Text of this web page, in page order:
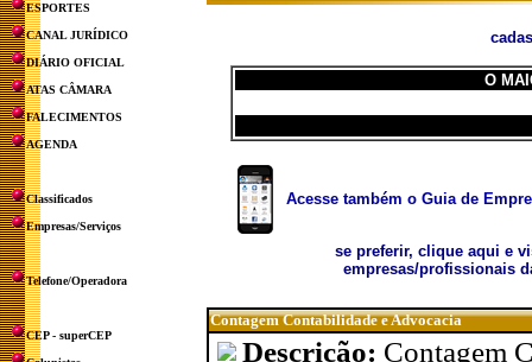
ESPORTES
CANAL JURÍDICO
DIÁRIO OFICIAL
ATAS CÂMARA
FALECIMENTOS
AGENDA
Classificados
Empresas/Serviços
Telefone/Operadora
CEP - superCEP
O
Acesse também o Guia de
se preferir, clique aqui e
empresas/profissionais
Contagem Contabilidade e Advocacia
Descrição: Contagem